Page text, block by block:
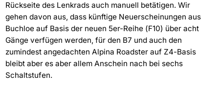
Rückseite des Lenkrads auch manuell betätigen. Wir
gehen davon aus, dass künftige Neuerscheinungen aus
Buchloe auf Basis der neuen 5er-Reihe (F10) über acht
Gänge verfügen werden, für den B7 und auch den
zumindest angedachten Alpina Roadster auf Z4-Basis
bleibt aber es aber allem Anschein nach bei sechs
Schaltstufen.